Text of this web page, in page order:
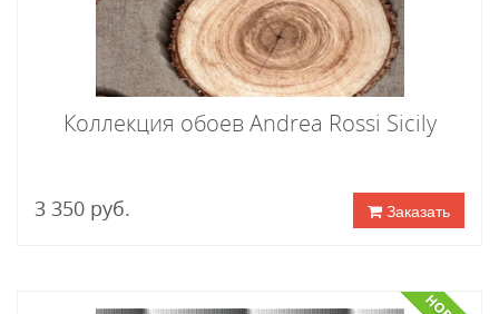
Коллекция обоев Andrea Rossi Sicily
3 350 руб. Заказать